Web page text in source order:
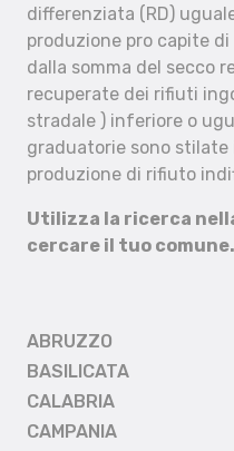
differenziata (RD)
produzione pro capite
dalla somma del secco
recuperate dei rifiuti
stradale ) inferiore o
graduatorie sono stilate
produzione di rifiuto
Utilizza la ricerca
cercare il tuo comune.
ABRUZZO
BASILICATA
CALABRIA
CAMPANIA